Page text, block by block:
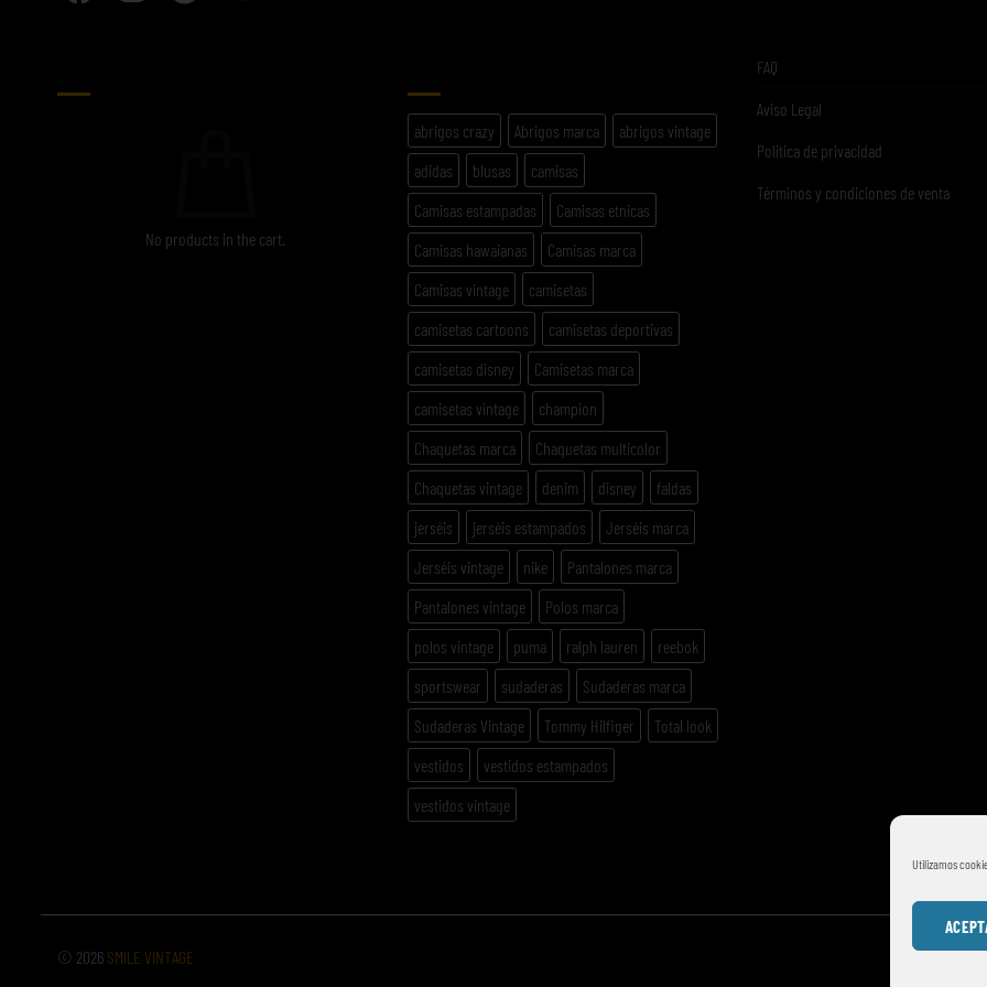
Utilizamos
No products in the cart.
abrigos crazy Abrigos marca
abrigos vintage
adidas
blusas
camisas
Camisas estampadas
Camisas etnicas
Camisas hawaianas
Camisas marca
Camisas vintage
camisetas
camisetas cartoons
camisetas deportivas
camisetas disney
Camisetas marca
camisetas vintage
champion
Chaquetas marca
Chaquetas multicolor
Chaquetas vintage
denim disney
faldas
jerséis
jerséis estampados
Jerséis marca
Jerséis vintage
nike
Pantalones marca
Pantalones vintage
Polos marca
polos vintage
puma ralph lauren
reebok
sportswear
sudaderas
Sudaderas marca
Sudaderas Vintage
Tommy Hilfiger
Total look
vestidos
vestidos estampados
vestidos vintage
FAQ
Aviso Legal
Politica de privacidad
Términos y condiciones de venta
© 2026 SMILE VINTAGE